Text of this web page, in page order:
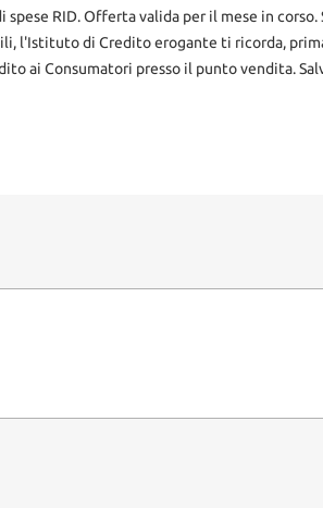
RID. Offerta valida per il mese in corso.
l'Istituto di Credito erogante ti ricorda,
ai Consumatori presso il punto vendita.